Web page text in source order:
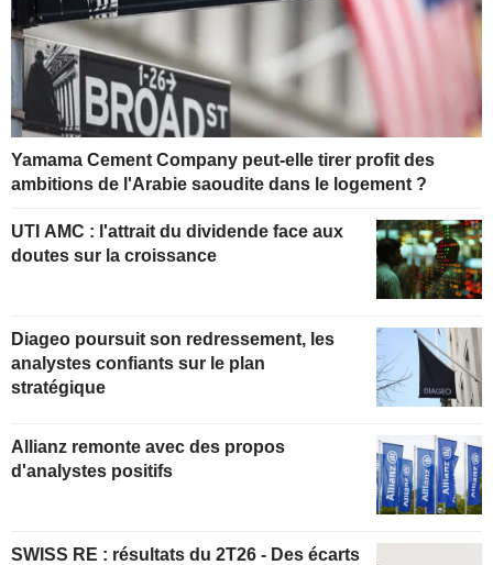
Yamama Cement Company peut-elle tirer profit des
ambitions de l'Arabie saoudite dans le logement ?
UTI AMC : l'attrait du dividende face aux
doutes sur la croissance
Diageo poursuit son redressement, les
analystes confiants sur le plan
stratégique
Allianz remonte avec des propos
d'analystes positifs
SWISS RE : résultats du 2T26 - Des écarts